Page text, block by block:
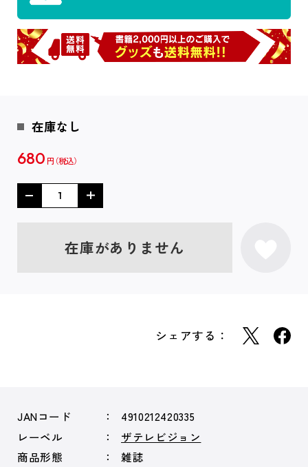
在庫なし
680 円
在庫がありません
シェアする：
JANコード
4910212420335
レーベル
ザテレビジョン
商品形態
雑誌